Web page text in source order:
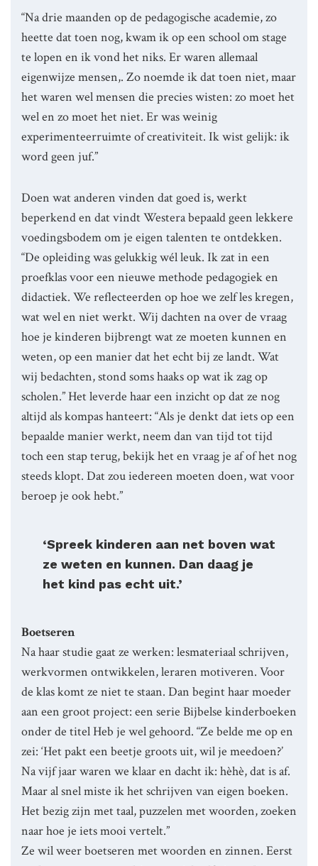
“Na drie maanden op de pedagogische academie, zo
heette dat toen nog, kwam ik op een school om stage
te lopen en ik vond het niks. Er waren allemaal
eigenwijze mensen,. Zo noemde ik dat toen niet, maar
het waren wel mensen die precies wisten: zo moet het
wel en zo moet het niet. Er was weinig
experimenteerruimte of creativiteit. Ik wist gelijk: ik
word geen juf.”
Doen wat anderen vinden dat goed is, werkt
beperkend en dat vindt Westera bepaald geen lekkere
voedingsbodem om je eigen talenten te ontdekken.
“De opleiding was gelukkig wél leuk. Ik zat in een
proefklas voor een nieuwe methode pedagogiek en
didactiek. We reflecteerden op hoe we zelf les kregen,
wat wel en niet werkt. Wij dachten na over de vraag
hoe je kinderen bijbrengt wat ze moeten kunnen en
weten, op een manier dat het echt bij ze landt. Wat
wij bedachten, stond soms haaks op wat ik zag op
scholen.” Het leverde haar een inzicht op dat ze nog
altijd als kompas hanteert: “Als je denkt dat iets op een
bepaalde manier werkt, neem dan van tijd tot tijd
toch een stap terug, bekijk het en vraag je af of het nog
steeds klopt. Dat zou iedereen moeten doen, wat voor
beroep je ook hebt.”
‘Spreek kinderen aan net boven wat
ze weten en kunnen. Dan daag je
het kind pas echt uit.’
Boetseren
Na haar studie gaat ze werken: lesmateriaal schrijven,
werkvormen ontwikkelen, leraren motiveren. Voor
de klas komt ze niet te staan. Dan begint haar moeder
aan een groot project: een serie Bijbelse kinderboeken
onder de titel Heb je wel gehoord. “Ze belde me op en
zei: ‘Het pakt een beetje groots uit, wil je meedoen?’
Na vijf jaar waren we klaar en dacht ik: hèhè, dat is af.
Maar al snel miste ik het schrijven van eigen boeken.
Het bezig zijn met taal, puzzelen met woorden, zoeken
naar hoe je iets mooi vertelt.”
Ze wil weer boetseren met woorden en zinnen. Eerst